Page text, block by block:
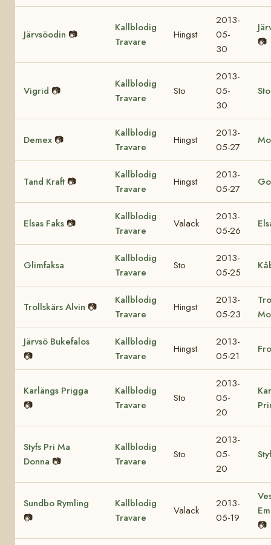
Järvsöodin 📷
Kallblodig
Travare
Hingst
2013-
05-
30
📷
Vigrid 📷
Kallblodig
Travare
Sto
2013-
05-
30
Demex 📷
Kallblodig
Travare
Hingst
2013-
05-27
Tand Kraft 📷
Kallblodig
Travare
Hingst
2013-
05-27
Elsas Faks 📷
Kallblodig
Travare
Valack
2013-
05-26
Glimfaksa
Kallblodig
Travare
Sto
2013-
05-25
Trollskärs Alvin 📷
Kallblodig
Travare
Hingst
2013-
05-23
Järvsö Bukefalos
📷
Kallblodig
Travare
Hingst
2013-
05-21
Karlängs Prigga
📷
Kallblodig
Travare
Sto
2013-
05-
20
Styfs Pri Ma
Donna 📷
Kallblodig
Travare
Sto
2013-
05-
20
Sundbo Rymling
📷
Kallblodig
Travare
Valack
2013-
05-19
📷